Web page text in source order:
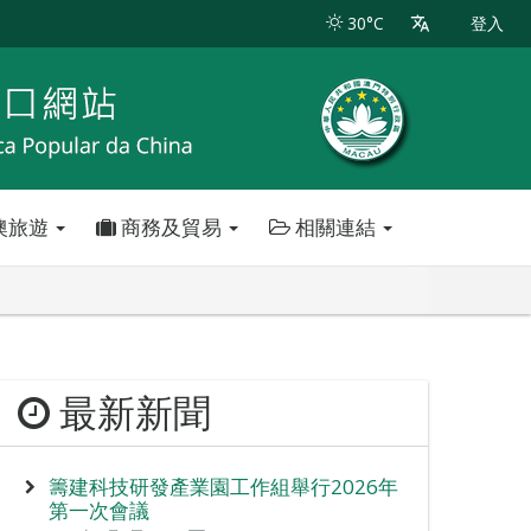
30°C 登入
遊 商務及貿易 相關連結
最新新聞
籌建科技研發產業園工作組舉行2026年
第一次會議